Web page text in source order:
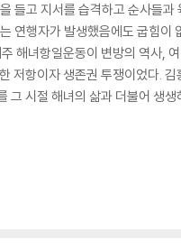
들고 지서를 습격하고 순사들
연행자가 발생했음에도 굽힘이
해녀항일운동이 변방의 역사,
저항이자 생존권 투쟁이었다.
그 시절 해녀의 삶과 더불어 생생